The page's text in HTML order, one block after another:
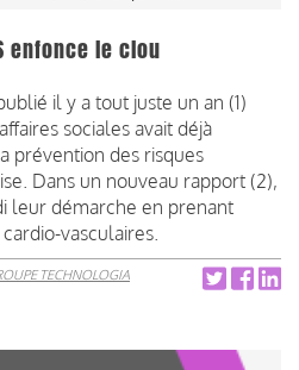
enfonce le clou
il y a tout juste un an (1)
sociales avait déjà
prévention des risques
Dans un nouveau rapport (2),
leur démarche en prenant
vasculaires.
TECHNOLOGIA